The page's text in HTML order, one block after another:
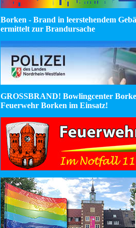
Borken - Brand in leerstehendem
ermittelt zur Brandursache
GROSSBRAND! Bowlingcenter
Feuerwehr Borken im Einsatz!